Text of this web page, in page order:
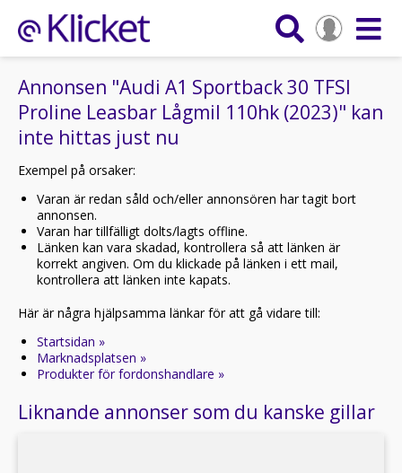
Annonsen "Audi A1 Sportback 30 TFSI
Proline Leasbar Lågmil 110hk (2023)" kan
inte hittas just nu
Exempel på orsaker:
Varan är redan såld och/eller annonsören har tagit bort
annonsen.
Varan har tillfälligt dolts/lagts offline.
Länken kan vara skadad, kontrollera så att länken är
korrekt angiven. Om du klickade på länken i ett mail,
kontrollera att länken inte kapats.
Här är några hjälpsamma länkar för att gå vidare till:
Startsidan »
Marknadsplatsen »
Produkter för fordonshandlare »
Liknande annonser som du kanske gillar